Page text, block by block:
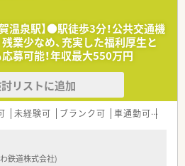
できます！＞
割）の長期連休の取得が可能となり、ほ
ます。
年間休日が120～125日あるのでプライ
確保できます。
温泉駅】●駅徒歩3分！公共交通機
業少なめ、充実した福利厚生と
募可能！年収最大550万円
リストに追加
未経験可 ブランク可 車通勤可
鉄道株式会社)